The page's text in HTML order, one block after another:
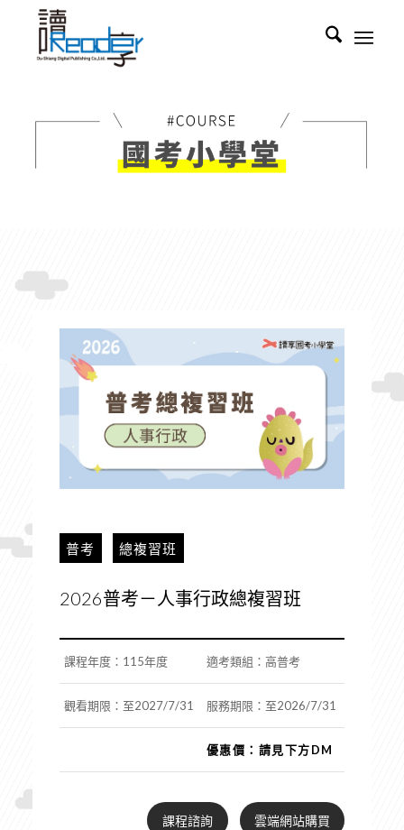
普考 總複習班
2026普考－人事行政總複習班
課程年度：115年度 適考類組：高普考
觀看期限：至2027/7/31 服務期限：至2026/7/31
優惠價：請見下方DM
課程諮詢 雲端網站購買